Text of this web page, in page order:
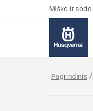
Miško ir sodo
Pagrindinis